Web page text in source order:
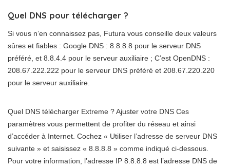
Quel DNS pour télécharger ?
Si vous n’en connaissez pas, Futura vous conseille deux valeurs
sûres et fiables : Google DNS : 8.8.8.8 pour le serveur DNS
préféré, et 8.8.4.4 pour le serveur auxiliaire ; C’est OpenDNS :
208.67.222.222 pour le serveur DNS préféré et 208.67.220.220
pour le serveur auxiliaire.
Quel DNS télécharger Extreme ? Ajuster votre DNS Ces
paramètres vous permettent de profiter du réseau et ainsi
d’accéder à Internet. Cochez « Utiliser l’adresse de serveur DNS
suivante » et saisissez « 8.8.8.8 » comme indiqué ci-dessous.
Pour votre information, l’adresse IP 8.8.8.8 est l’adresse DNS de